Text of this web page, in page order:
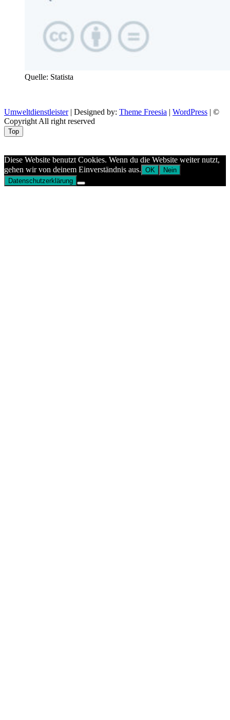
Quelle: Statista
Umweltdienstleister| Designed by: Theme Freesia | WordPress | ©
Copyright All right reserved
Top
Diese Website benutzt Cookies. Wenn du die Website weiter nutzt,
gehen wir von deinem Einverständnis aus. OK
Nein
Datenschutzerklärung